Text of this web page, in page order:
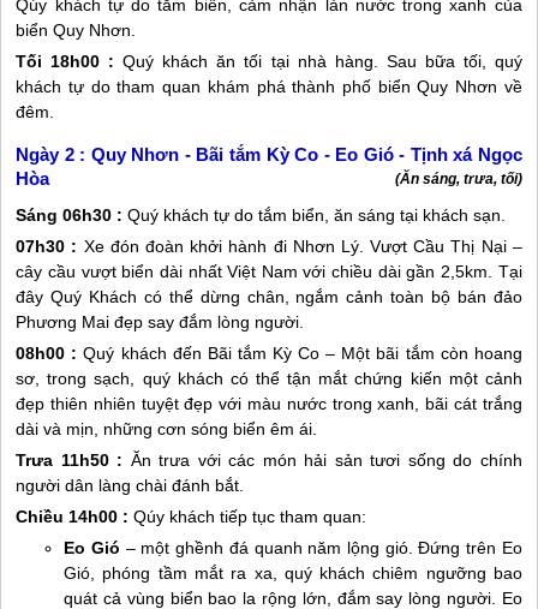
Qúy khách tự do tắm biển, cảm nhận làn nước trong xanh của
biểnQuy Nhơn
Tối 18h00 : Quý khách ăn tối tại nhà hàng. Sau bữa tối, quý
khách tự do tham quan khám phá thành phố biểnQuy Nhơn về
đêm.
Ngày 2 : Quy Nhơn - Bãi tắm Kỳ Co - Eo Gió - Tịnh xá Ngọc
Hòa
(Ăn sáng, trưa, tối)
Sáng 06h30 : Quý khách tự do tắm biển, ăn sáng tại khách sạn.
07h30 : Xe đón đoàn khởi hành đi Nhơn Lý. Vượt Cầu Thị Nại –
cây cầu vượt biển dài nhất Việt Nam với chiều dài gần 2,5km. Tại
đây Quý Khách có thể dừng chân, ngắm cảnh toàn bộ bán đảo
Phương Mai đẹp say đắm lòng người.
08h00 : Quý khách đến Bãi tắm Kỳ Co – Một bãi tắm còn hoang
sơ, trong sạch, quý khách có thể tận mắt chứng kiến một cảnh
đẹp thiên nhiên tuyệt đẹp với màu nước trong xanh, bãi cát trắng
dài và mịn, những cơn sóng biển êm ái.
Trưa 11h50 : Ăn trưa với các món hải sản tươi sống do chính
người dân làng chài đánh bắt.
Chiều 14h00 : Qúy khách tiếp tục tham quan:
Eo Gió – một ghềnh đá quanh năm lộng gió. Đứng trên Eo
Gió, phóng tầm mắt ra xa, quý khách chiêm ngưỡng bao
quát cả vùng biển bao la rộng lớn, đắm say lòng người. Eo